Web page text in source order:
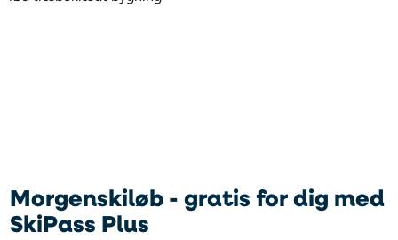
Morgenskiløb - gratis for dig med
SkiPass Plus